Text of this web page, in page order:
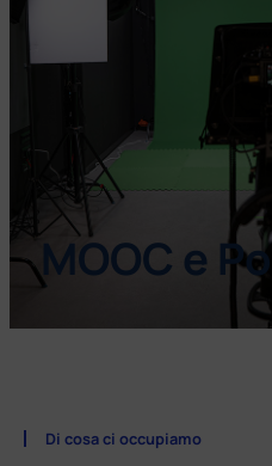
MOOC e
Di cosa ci occupiamo